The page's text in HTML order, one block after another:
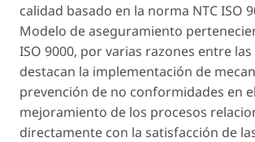
calidad basado en la norma NTC ISO
Modelo de aseguramiento
ISO 9000, por varias razones entre las
destacan la implementación de
prevención de no conformidades en
mejoramiento de los procesos
directamente con la satisfacción de